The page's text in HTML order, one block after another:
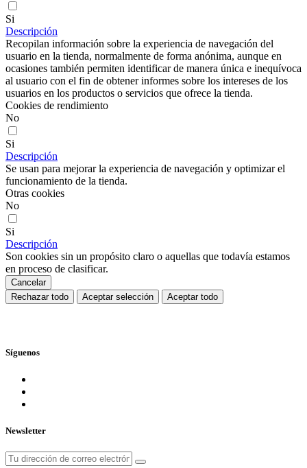
Si
Descripción
Recopilan información sobre la experiencia de navegación del
usuario en la tienda, normalmente de forma anónima, aunque en
ocasiones también permiten identificar de manera única e inequívoca
al usuario con el fin de obtener informes sobre los intereses de los
usuarios en los productos o servicios que ofrece la tienda.
Cookies de rendimiento
No
Si
Descripción
Se usan para mejorar la experiencia de navegación y optimizar el
funcionamiento de la tienda.
Otras cookies
No
Si
Descripción
Son cookies sin un propósito claro o aquellas que todavía estamos
en proceso de clasificar.
Cancelar
Rechazar todo
Aceptar selección Aceptar todo
Síguenos
Newsletter